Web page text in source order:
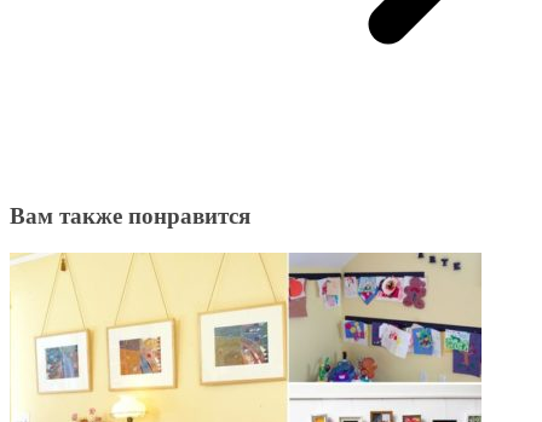
Вам также понравится